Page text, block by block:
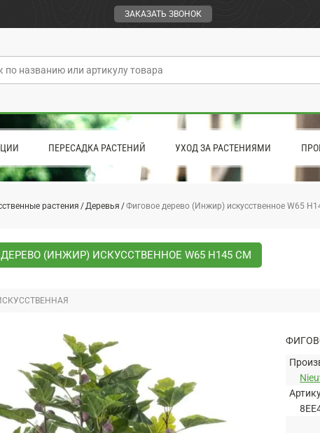
ЗАКАЗАТЬ ЗВОНОК
ПЕРЕСАДКА РАСТЕНИЙ УХОД ЗА РАСТЕНИЯМИ
растения Деревья Фиговое дерево (Инжир) искусственное W65
(ИНЖИР) ИСКУССТВЕННОЕ W65 H145 СМ